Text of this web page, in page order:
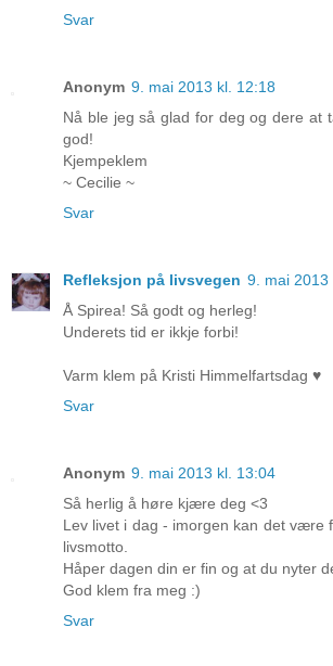
Svar
Anonym 9. mai 2013 kl. 12:18
Nå ble jeg så glad for deg og dere at
god!
Kjempeklem
~ Cecilie ~
Svar
Refleksjon på livsvegen 9. mai 2013
Å Spirea! Så godt og herleg!
Underets tid er ikkje forbi!
Varm klem på Kristi Himmelfartsdag ♥
Svar
Anonym 9. mai 2013 kl. 13:04
Så herlig å høre kjære deg <3
Lev livet i dag - imorgen kan det være
livsmotto.
Håper dagen din er fin og at du nyter
God klem fra meg :)
Svar